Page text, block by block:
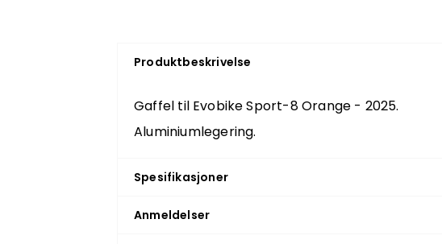
Produktbeskrivelse
Gaffel til Evobike Sport-8 Orange - 2025.
Aluminiumlegering.
Spesifikasjoner
Anmeldelser